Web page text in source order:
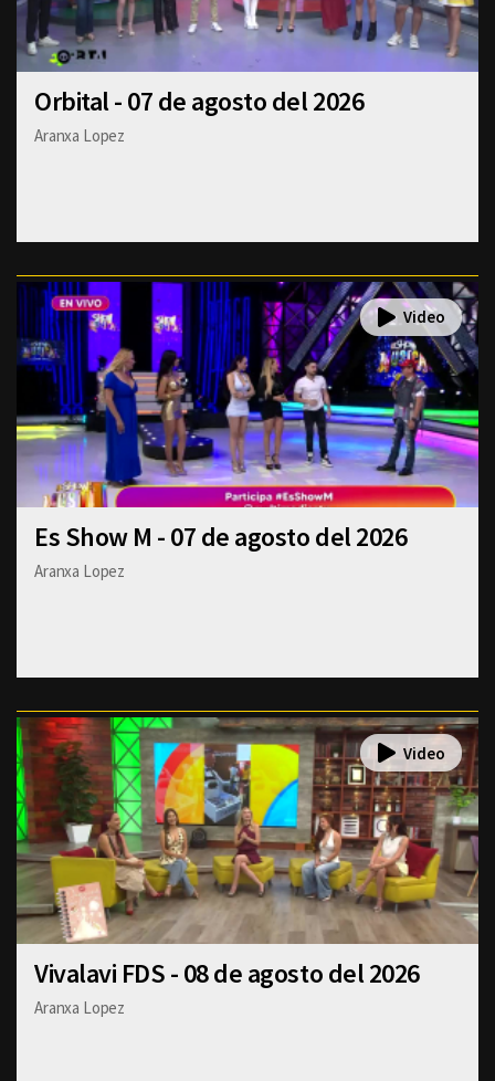
Orbital - 07 de agosto del 2026
Aranxa Lopez
Es Show M - 07 de agosto del 2026
Aranxa Lopez
Vivalavi FDS - 08 de agosto del 2026
Aranxa Lopez